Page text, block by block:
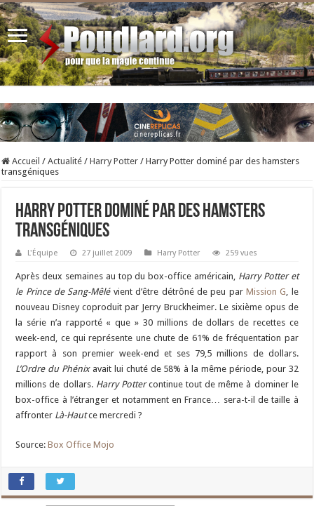
Accueil / Actualité / Harry Potter / Harry Potter dominé par des hamsters
transgéniques
Harry Potter dominé par des hamsters
transgéniques
L'Équipe 27 juillet 2009 Harry Potter 259 vues
Après deux semaines au top du box-office américain, Harry Potter et
le Prince de Sang-Mêlévient d’être détrôné de peu parMission G, le
nouveau Disney coproduit par Jerry Bruckheimer. Le sixième opus de
la série n’a rapporté « que » 30 millions de dollars de recettes ce
week-end, ce qui représente une chute de 61% de fréquentation par
rapport à son premier week-end et ses 79,5 millions de dollars.
L’Ordre du Phénixavait lui chuté de 58% à la même période, pour 32
millions de dollars. Harry Pottercontinue tout de même à dominer le
box-office à l’étranger et notamment en France… sera-t-il de taille à
affronter Là-Hautce mercredi ?
Source:Box Office Mojo